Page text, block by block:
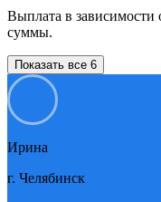
Выплата в зависимости
суммы.
Показать все 6
Ирина
г. Челябинск